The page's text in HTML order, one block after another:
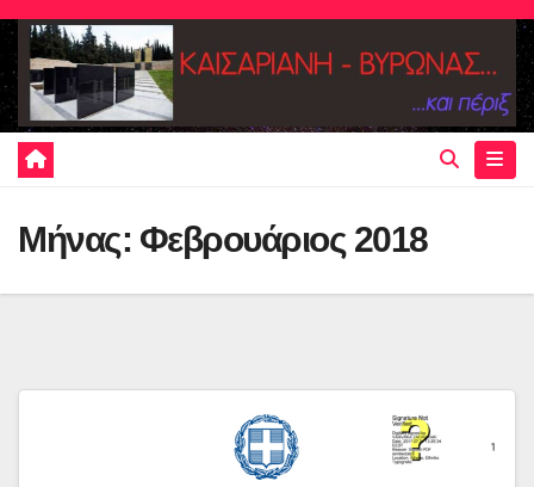
Skip
content
Μήνας: Φεβρουάριος 2018